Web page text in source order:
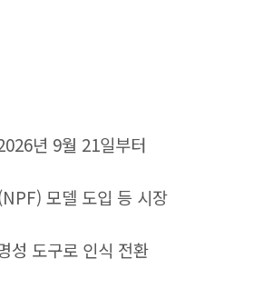
년 9월 21일부터
모델 도입 등 시장
성 도구로 인식 전환